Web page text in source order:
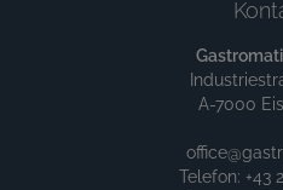
A-7000
Telefon: +43